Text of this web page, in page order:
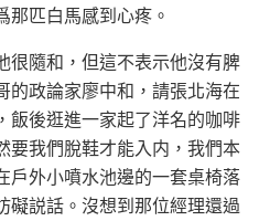
那匹白馬感到心疼。
很隨和，但這不表示他沒有脾
的政論家廖中和，請張北海在
飯後逛進一家起了洋名的咖啡
要我們脫鞋才能入内，我們本
戶外小噴水池邊的一套桌椅落
礙説話。沒想到那位經理還過